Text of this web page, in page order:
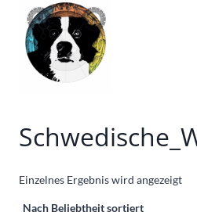
Inhalt
springen
Einzelnes Ergebnis wird angezeigt